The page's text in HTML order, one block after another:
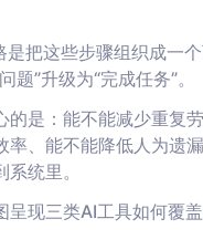
把这些步骤组织成一
题”升级为“完成任务”。
的是：能不能减少重复
率、能不能降低人为遗
统里。
呈现三类AI工具如何覆